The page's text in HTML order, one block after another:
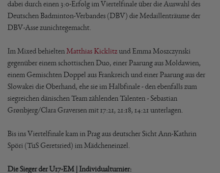
dabei durch einen 3:0-Erfolg im Viertelfinale über die Auswahl des
Deutschen Badminton-Verbandes (DBV) die Medaillenträume der
DBV-Asse zunichtegemacht.
Im Mixed behielten Matthias Kicklitzund Emma Moszczynski
gegenüber einem schottischen Duo, einer Paarung aus Moldawien,
einem Gemischten Doppel aus Frankreich und einer Paarung aus der
Slowakei die Oberhand, ehe sie im Halbfinale - den ebenfalls zum
siegreichen dänischen Team zählenden Talenten - Sebastian
Grønbjerg/Clara Graversen mit 17:21, 21:18, 14:21 unterlagen.
Bis ins Viertelfinale kam in Prag aus deutscher Sicht Ann-Kathrin
Spöri (TuS Geretsried) im Mädcheneinzel.
Die Sieger der U17-EM | Individualturnier: